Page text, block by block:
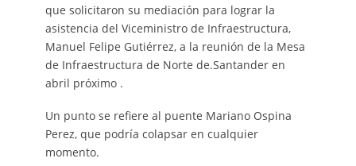
que solicitaron su mediación para lograr la
asistencia del Viceministro de Infraestructura,
Manuel Felipe Gutiérrez, a la reunión de la Mesa
de Infraestructura de Norte de.Santander en
abril próximo .
Un punto se refiere al puente Mariano Ospina
Perez, que podría colapsar en cualquier
momento.